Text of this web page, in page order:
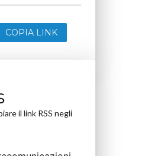
COPIA LINK
il link RSS negli